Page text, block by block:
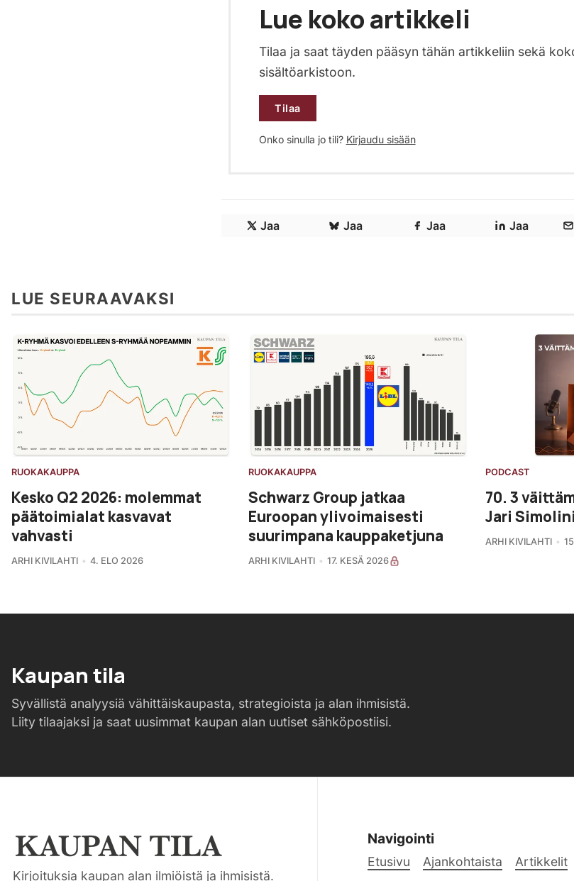
Lue koko artikkeli
Tilaa ja saat täyden pääsyn tähän artikkeliin sekä
sisältöarkistoon.
Tilaa
Onko sinulla jo tili? Kirjaudu sisään
Jaa Jaa Jaa Jaa
LUE SEURAAVAKSI
RUOKAKAUPPA
Kesko Q2 2026: molemmat
päätoimialat kasvavat
vahvasti
ARHI KIVILAHTI 4. ELO 2026
RUOKAKAUPPA
Schwarz Group jatkaa
Euroopan ylivoimaisesti
suurimpana kauppaketjuna
ARHI KIVILAHTI 17. KESÄ 2026
PODCAST
70. 3
Jari
ARHI KIVILAHTI
Kaupan tila
Syvällistä analyysiä vähittäiskaupasta, strategioista ja alan ihmisistä.
Liity tilaajaksi ja saat uusimmat kaupan alan uutiset sähköpostiisi.
Kirjoituksia kaupan alan ilmiöistä ja ihmisistä.
Navigointi
Etusivu Ajankohtaista Artikkelit